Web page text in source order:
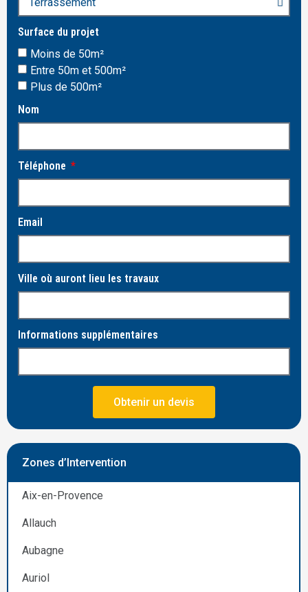
Surface du projet
Moins de 50m²
Entre 50m et 500m²
Plus de 500m²
Nom
Téléphone
Email
Ville où auront lieu les travaux
Informations supplémentaires
Obtenir un devis
Zones d’Intervention
Aix-en-Provence
Allauch
Aubagne
Auriol